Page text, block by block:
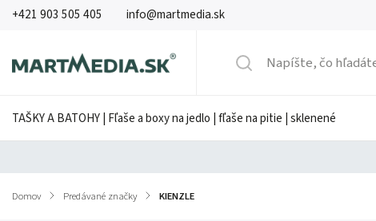
+421 903 505 405 info@martmedia.sk
TAŠKY A BATOHY | Fľaše a boxy na jedlo | fľaše na pitie | sklenené
Domov / Predávané značky / KIENZLE